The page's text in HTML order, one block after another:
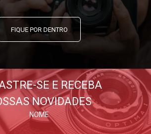
FIQUE POR DENTRO
SE E RECEBA
NOVIDADES
NOME